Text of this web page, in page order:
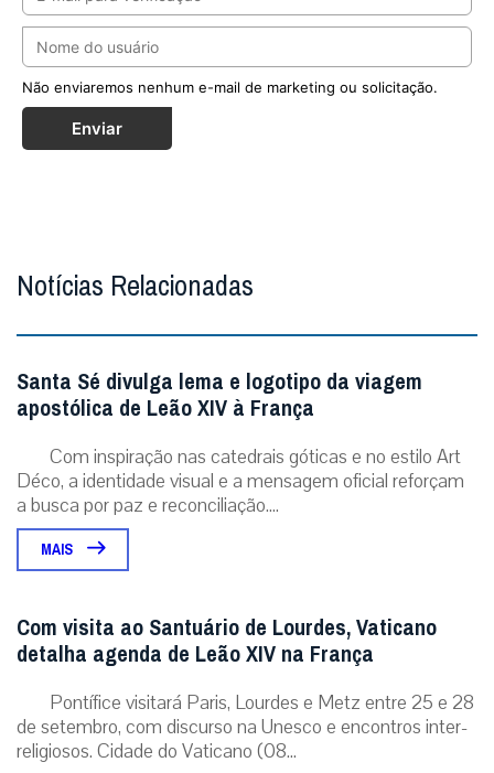
Não enviaremos nenhum e-mail de marketing ou solicitação.
Enviar
Notícias Relacionadas
Santa Sé divulga lema e logotipo da viagem
apostólica de Leão XIV à França
Com inspiração nas catedrais góticas e no estilo Art
Déco, a identidade visual e a mensagem oficial reforçam
a busca por paz e reconciliação....
MAIS
Com visita ao Santuário de Lourdes, Vaticano
detalha agenda de Leão XIV na França
Pontífice visitará Paris, Lourdes e Metz entre 25 e 28
de setembro, com discurso na Unesco e encontros inter-
religiosos. Cidade do Vaticano (08...